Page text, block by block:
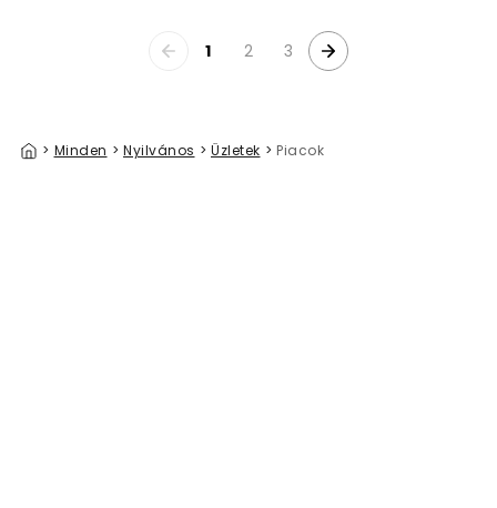
1 2 3
> Minden > Nyilvános > Üzletek > Piacok